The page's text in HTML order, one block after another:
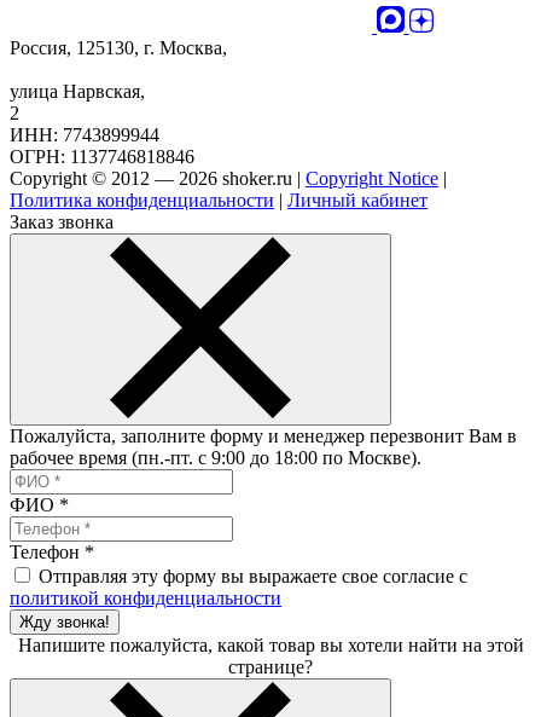
Россия, 125130, г. Москва,
улица Нарвская,
2
ИНН: 7743899944
ОГРН: 1137746818846
Copyright © 2012 — 2026 shoker.ru | Copyright Notice |
Политика конфиденциальности | Личный кабинет
Заказ звонка
Пожалуйста, заполните форму и менеджер перезвонит Вам в
рабочее время (пн.-пт. с 9:00 до 18:00 по Москве).
ФИО *
Телефон *
Отправляя эту форму вы выражаете свое согласие с
политикой конфиденциальности
Жду звонка!
Напишите пожалуйста, какой товар вы хотели найти на этой
странице?